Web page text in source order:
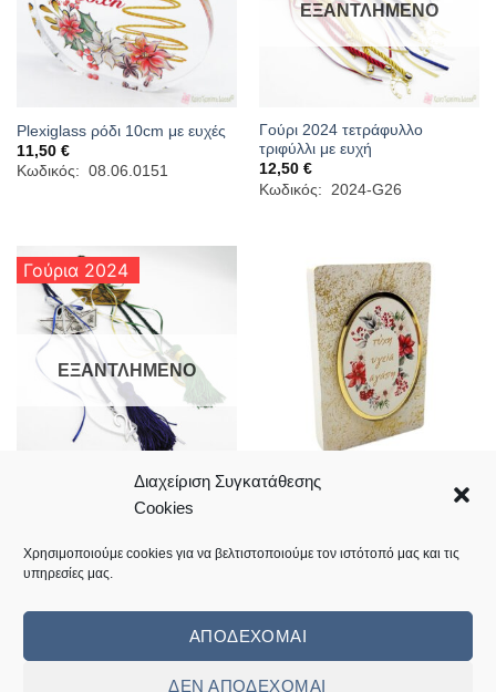
Διαχείριση Συγκατάθεσης
Cookies
Χρησιμοποιούμε cookies για να βελτιστοποιούμε τον ιστότοπό μας και τις
υπηρεσίες μας.
ΑΠΟΔΈΧΟΜΑΙ
ΔΕΝ ΑΠΟΔΈΧΟΜΑΙ
Plexiglass ρόδι 10cm με ευχές
11,50 €
Κωδικός: 08.06.0151
ΕΞΑΝΤΛΗΜΈΝΟ
Γούρι 2024 τετράφυλλο
τριφύλλι με ευχή
12,50 €
Κωδικός: 2024-G26
Γούρια 2024
ΕΞΑΝΤΛΗΜΈΝΟ
Καράβι με ευχές σε γούρι 2024
Ξύλινη χριστουγεννιάτικη
πλακέτα με ευχές για τύχη υγεία
17,50 €